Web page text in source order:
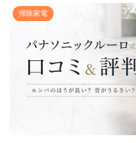
掃除家電